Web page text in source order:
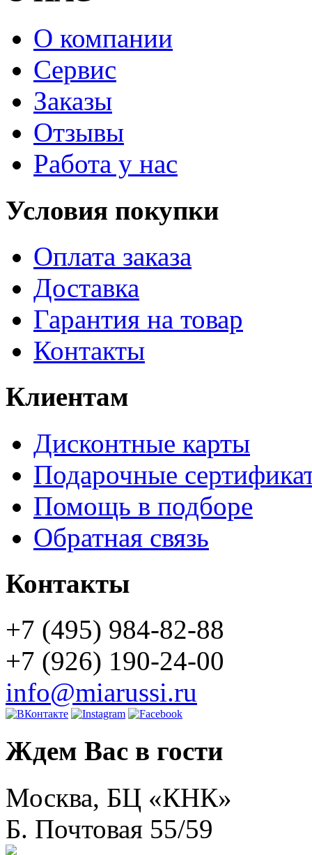
О компании
Сервис
Заказы
Отзывы
Работа у нас
Условия покупки
Оплата заказа
Доставка
Гарантия на товар
Контакты
Клиентам
Дисконтные карты
Подарочные
Помощь в подборе
Обратная связь
Контакты
+7 (495) 984-82-88
+7 (926) 190-24-00
info@miarussi.ru
Ждем Вас в гости
Москва, БЦ «КНК»
Б. Почтовая 55/59